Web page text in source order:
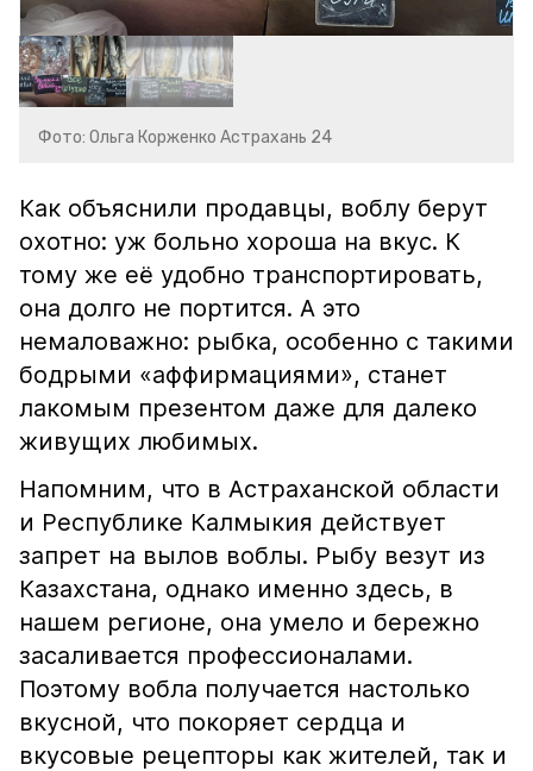
Фото: Ольга Корженко Астрахань 24
Как объяснили продавцы, воблу берут
охотно: уж больно хороша на вкус. К
тому же её удобно транспортировать,
она долго не портится. А это
немаловажно: рыбка, особенно с такими
бодрыми «аффирмациями», станет
лакомым презентом даже для далеко
живущих любимых.
Напомним, что в Астраханской области
и Республике Калмыкия действует
запрет на вылов воблы. Рыбу везут из
Казахстана, однако именно здесь, в
нашем регионе, она умело и бережно
засаливается профессионалами.
Поэтому вобла получается настолько
вкусной, что покоряет сердца и
вкусовые рецепторы как жителей, так и